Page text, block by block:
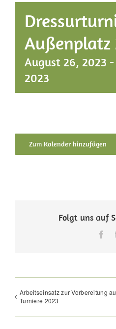
Int. Erfolge
Kontakt
Außenplatz
August 26, 2023 -
2023
Zum Kalender hinzufügen
Folgt uns auf
Arbeitseinsatz zur Vorbereitung
Turniere 2023